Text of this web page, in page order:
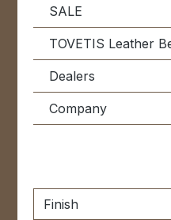
SALE
TOVETIS Leather
Dealers
Company
Finish